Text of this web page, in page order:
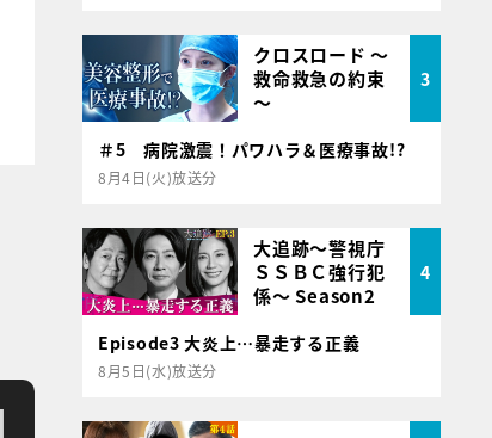
スキボタン
クロスロード ～
救命救急の約束
～
3
＃5 病院激震！パワハラ＆医療事故!?
8月4日(火)放送分
大追跡～警視庁
ＳＳＢＣ強行犯
係～ Season2
4
Episode3 大炎上…暴走する正義
8月5日(水)放送分